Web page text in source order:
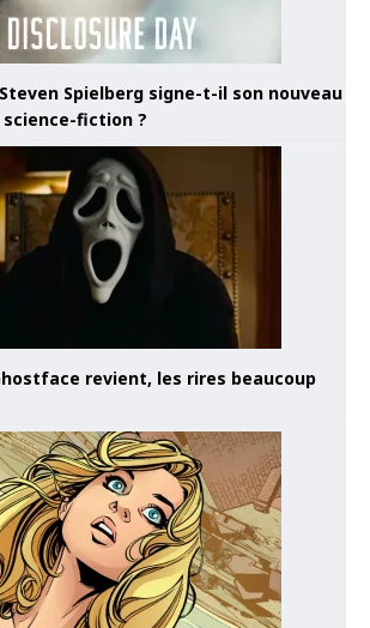
Spielberg signe-t-il son nouveau
fiction ?
revient, les rires beaucoup